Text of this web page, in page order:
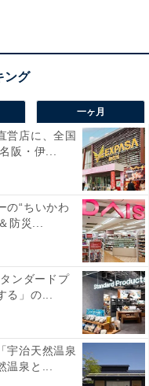
一ヶ月
営店に、全国
阪・伊...
の“ちいかわ
防災...
ンダードプ
る」の...
宇治天然温泉
温泉と...